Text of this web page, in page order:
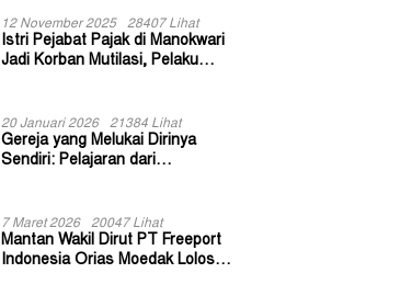
12 November 2025 28407 Lihat
Istri Pejabat Pajak di Manokwari
Jadi Korban Mutilasi, Pelaku
20 Januari 2026 21384 Lihat
Gereja yang Melukai Dirinya
Sendiri: Pelajaran dari
7 Maret 2026 20047 Lihat
Mantan Wakil Dirut PT Freeport
Indonesia Orias Moedak Lolos